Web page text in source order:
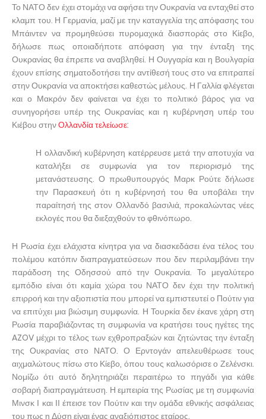
Το ΝΑΤΟ δεν έχει στομάχι να αφήσει την Ουκρανία να ενταχθεί στο
κλαμπ του. Η Γερμανία, μαζί με την καταγγελία της απόφασης του
Μπάιντεν να προμηθεύσει πυρομαχικά διασποράς στο Κίεβο,
δήλωσε πως οποιαδήποτε απόφαση για την ένταξη της
Ουκρανίας θα έπρεπε να αναβληθεί. Η Ουγγαρία και η Βουλγαρία
έχουν επίσης σηματοδοτήσει την αντίθεσή τους στο να επιτραπεί
στην Ουκρανία να αποκτήσει καθεστώς μέλους. Η Γαλλία φλέγεται
και ο Μακρόν δεν φαίνεται να έχει το πολιτικό βάρος για να
συνηγορήσει υπέρ της Ουκρανίας και η κυβέρνηση υπέρ του
Κιέβου στηνΟλλανδία τελείωσε:
Η ολλανδική κυβέρνηση κατέρρευσε μετά την αποτυχία να
καταλήξει σε συμφωνία για τον περιορισμό της
μετανάστευσης. Ο πρωθυπουργός Μαρκ Ρούτε δήλωσε
την Παρασκευή ότι η κυβέρνησή του θα υποβάλει την
παραίτησή της στον Ολλανδό βασιλιά, προκαλώντας νέες
εκλογές που θα διεξαχθούν το φθινόπωρο.
Η Ρωσία έχει ελάχιστα κίνητρα για να διασκεδάσει ένα τέλος του
πολέμου κατόπιν διαπραγματεύσεων που δεν περιλαμβάνει την
παράδοση της Οδησσού από την Ουκρανία. Το μεγαλύτερο
εμπόδιο είναι ότι καμία χώρα του ΝΑΤΟ δεν έχει την πολιτική
επιρροή και την αξιοπιστία που μπορεί να εμπιστευτεί ο Πούτιν για
να επιτύχει μια βιώσιμη συμφωνία. Η Τουρκία δεν έκανε χάρη στη
Ρωσία παραβιάζοντας τη συμφωνία να κρατήσει τους ηγέτες της
AZOV μέχρι το τέλος των εχθροπραξιών και ζητώντας την ένταξη
της Ουκρανίας στο ΝΑΤΟ. Ο Ερντογάν απελευθέρωσε τους
αιχμαλώτους πίσω στο Κίεβο, όπου τους καλωσόρισε ο Ζελένσκι.
Νομίζω ότι αυτό δηλητηριάζει περαιτέρω το πηγάδι για κάθε
σοβαρή διαπραγμάτευση. Η εμπειρία της Ρωσίας με τη συμφωνία
Μινσκ Ι και ΙΙ έπεισε τον Πούτιν και την ομάδα εθνικής ασφάλειας
του πως η Δύση είναι ένας αναξιόπιστος εταίρος.